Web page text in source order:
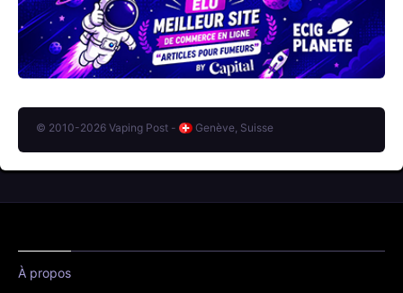
© 2010-2026 Vaping Post - Genève, Suisse
À propos